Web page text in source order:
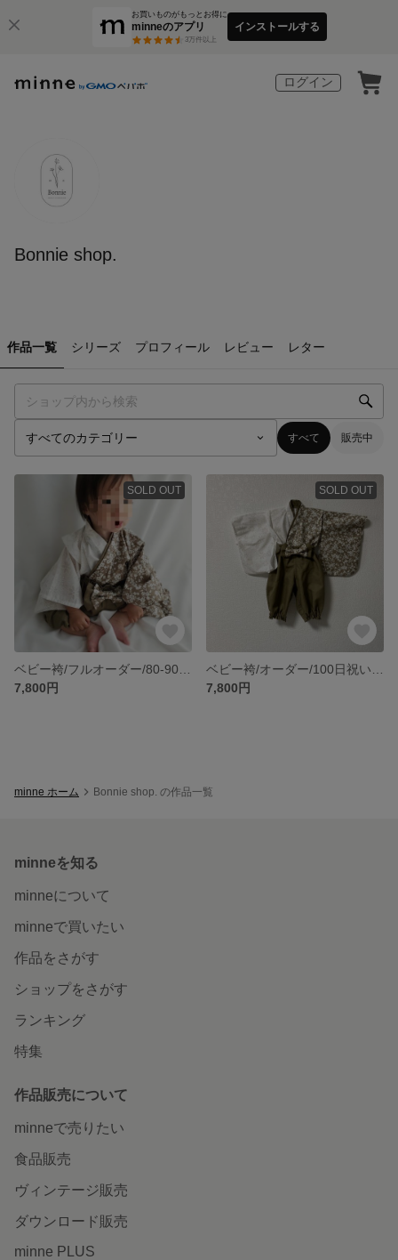
お買いものがもっとお得に
minneのアプリ
3万件以上
インストールする
ログイン
Bonnie shop.
作品一覧 シリーズ プロフィール レビュー レター
すべて 販売中
SOLD OUT
7,800円
SOLD OUT
7,800円
minne ホーム Bonnie shop. の作品一覧
minneを知る
minneについて
minneで買いたい
作品をさがす
ショップをさがす
ランキング
特集
作品販売について
minneで売りたい
食品販売
ヴィンテージ販売
ダウンロード販売
minne PLUS